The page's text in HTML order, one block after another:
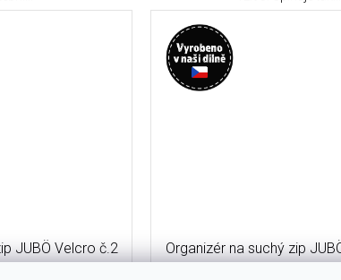
JUBÖ Velcro č.2
Organizér na suchý zip
- zelený